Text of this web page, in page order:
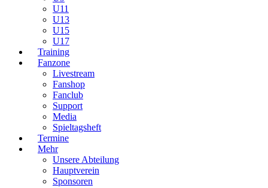
U11
U13
U15
U17
Training
Fanzone
Livestream
Fanshop
Fanclub
Support
Media
Spieltagsheft
Termine
Mehr
Unsere Abteilung
Hauptverein
Sponsoren